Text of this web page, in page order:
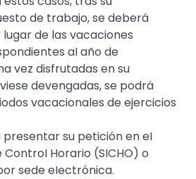
de trabajo, se deberá
de las vacaciones
aI año de
vez disfrutadas en su
devengadas, se podrá
vacacionales de ejercicios
su petición en eI
Horario (SICHO) o
sede eIectrónica.